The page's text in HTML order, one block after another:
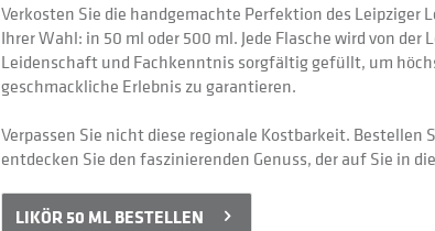
Verkosten Sie die handgemachte Perfektion des Leipziger
Ihrer Wahl: in 50 ml oder 500 ml. Jede Flasche wird von
Leidenschaft und Fachkenntnis sorgfältig gefüllt, um
geschmackliche Erlebnis zu garantieren.
Verpassen Sie nicht diese regionale Kostbarkeit. Bestellen
entdecken Sie den faszinierenden Genuss, der auf Sie in
LIKÖR 50 ML BESTELLEN